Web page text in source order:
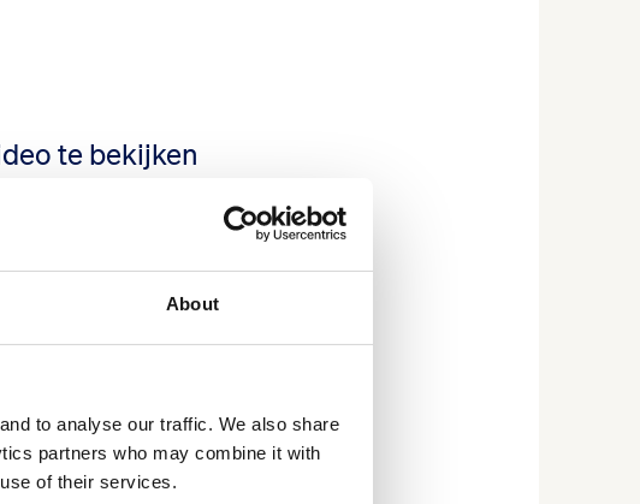
About
to analyse our traffic. We also share
partners who may combine it with
of their services.
te bekijken